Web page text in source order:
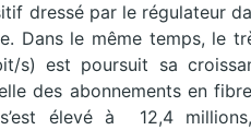
dressé par le régulateur
Dans le même temps, le
s) est poursuit sa
des abonnements en
élevé à 12,4